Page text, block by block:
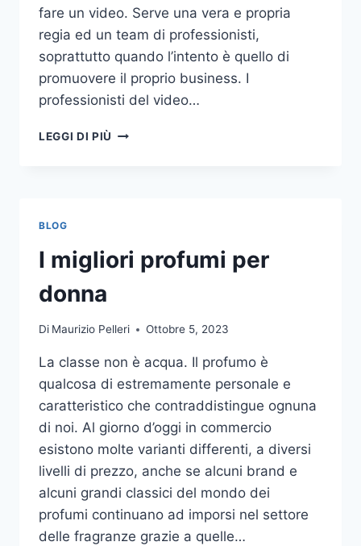
fare un video. Serve una vera e propria
regia ed un team di professionisti,
soprattutto quando l’intento è quello di
promuovere il proprio business. I
professionisti del video…
LEGGI DI PIÙ
VIDEO
BLOG
I migliori profumi per
donna
Di Maurizio Pelleri Ottobre 5, 2023
La classe non è acqua. Il profumo è
qualcosa di estremamente personale e
caratteristico che contraddistingue ognuna
di noi. Al giorno d’oggi in commercio
esistono molte varianti differenti, a diversi
livelli di prezzo, anche se alcuni brand e
alcuni grandi classici del mondo dei
profumi continuano ad imporsi nel settore
delle fragranze grazie a quelle…